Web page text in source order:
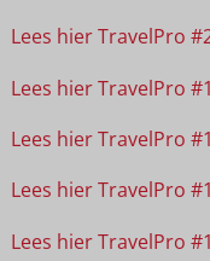
Lees hier TravelPro
Lees hier TravelPro
Lees hier TravelPro
Lees hier TravelPro
Lees hier TravelPro